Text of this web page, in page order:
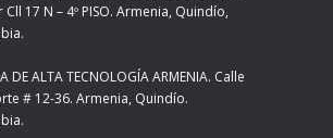
Cll 17 N – 4º PISO. Armenia, Quindío,
DE ALTA TECNOLOGÍA ARMENIA. Calle
# 12-36. Armenia, Quindío.